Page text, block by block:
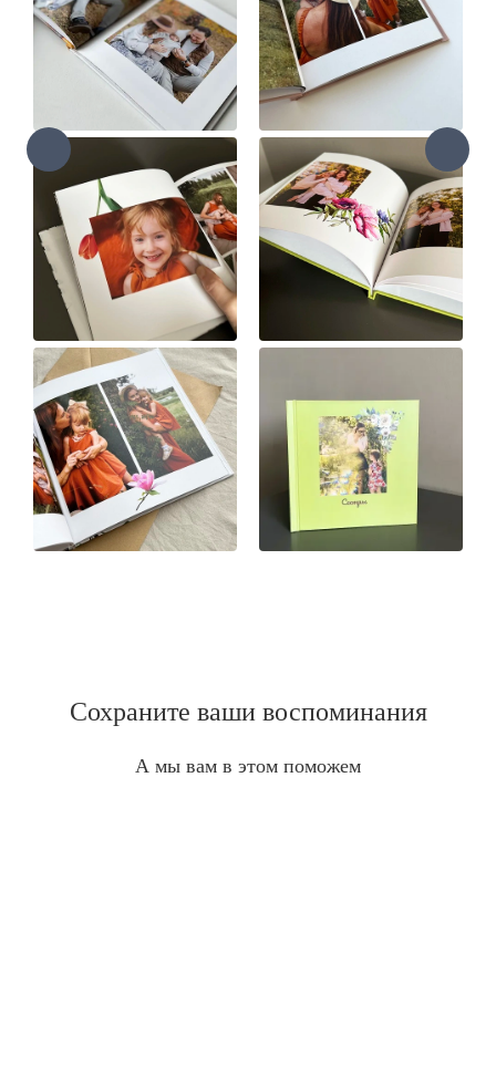
Сохраните ваши воспоминания
А мы вам в этом поможем